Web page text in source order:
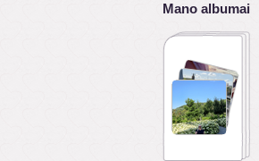
Mano albumai